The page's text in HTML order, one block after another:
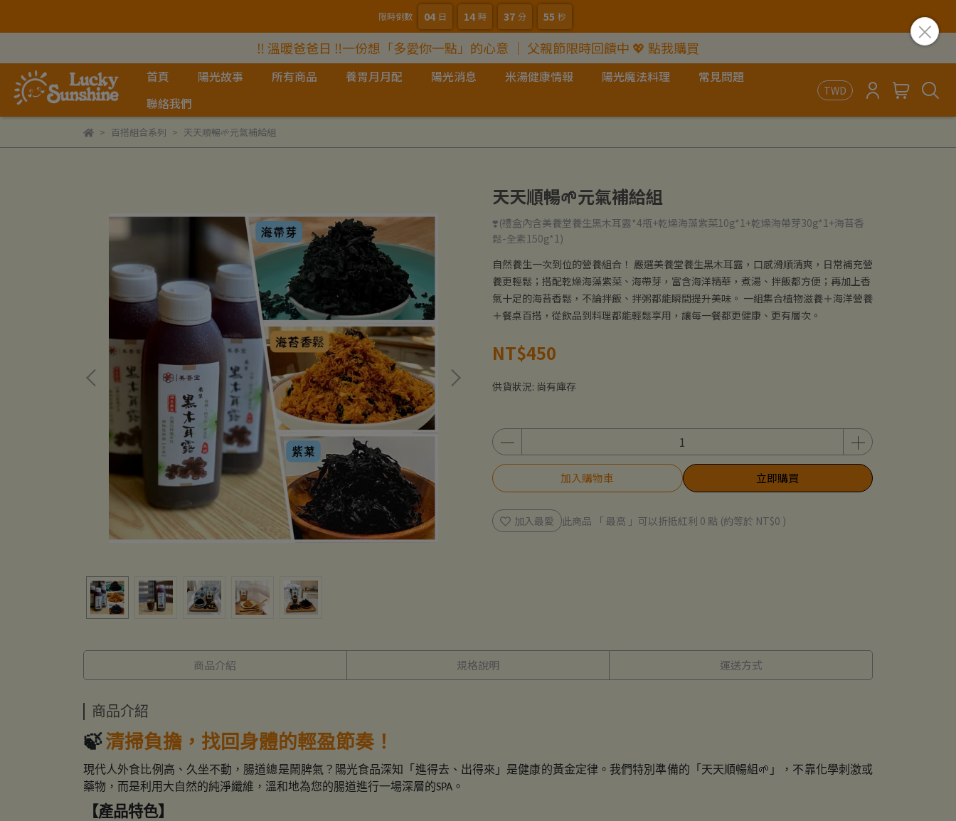
限時倒數 04 日 14 時 37 分 54 秒
‼️ 溫暖爸爸日 ‼️一份想「多愛你一點」的心意 ｜ 父親節限時回饋中 💖 點我購買
首頁 陽光故事 所有商品 養胃月月配 陽光消息 米湯健康情報 陽光魔法料理
常見問題
聯絡我們
TWD
百搭組合系列 天天順暢🌱元氣補給組
天天順暢🌱元氣補給組
❣️(禮盒內含美養堂養生黑木耳露*4瓶+乾燥海藻紫菜10g*1+乾燥海帶芽30g*1+海苔香
鬆-全素150g*1)
自然養生一次到位的營養組合！ 嚴選美養堂養生黑木耳露，口感滑順清爽，日常補充營
養更輕鬆；搭配乾燥海藻紫菜、海帶芽，富含海洋精華，煮湯、拌飯都方便；再加上香
氣十足的海苔香鬆，不論拌飯、拌粥都能瞬間提升美味。 一組集合植物滋養＋海洋營養
＋餐桌百搭，從飲品到料理都能輕鬆享用，讓每一餐都更健康、更有層次。
NT$450
供貨狀況: 尚有庫存
加入購物車 立即購買
加入最愛 此商品 「 最高 」可以折抵紅利 0 點 (約等於 NT$0 )
商品介紹 規格說明 運送方式
商品介紹
🍃 清掃負擔，找回身體的輕盈節奏！
現代人外食比例高、久坐不動，腸道總是鬧脾氣？陽光食品深知「進得去、出得來」是健康的黃金定律。我們特別準備的「天天順暢組 🌱 」，不靠化學刺激或
藥物，而是利用大自然的純淨纖維，溫和地為您的腸道進行一場深層的SPA 。
【產品特色】